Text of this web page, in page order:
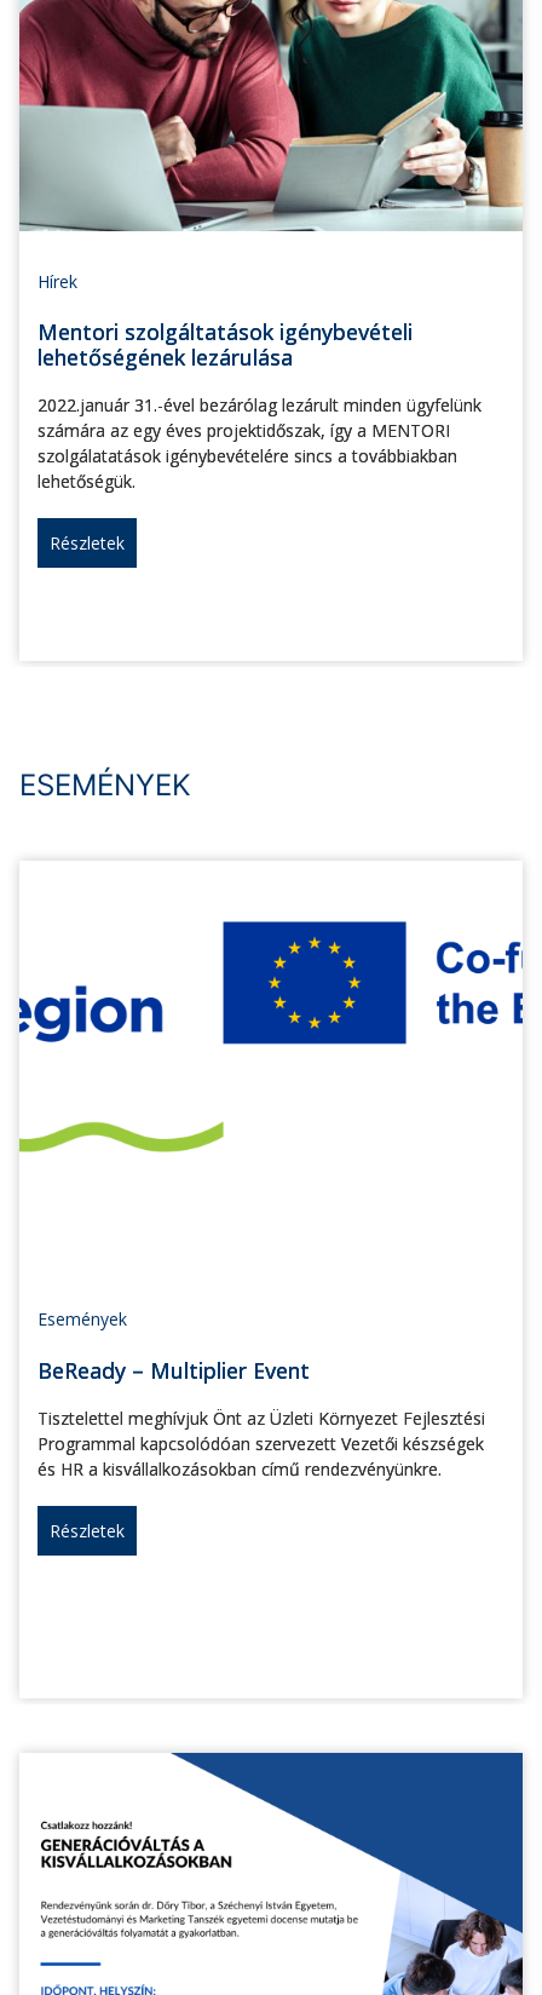
Hírek
Mentori szolgáltatások igénybevételi
lehetőségének lezárulása
2022.január 31.-ével bezárólag lezárult minden ügyfelünk
számára az egy éves projektidőszak, így a MENTORI
szolgálatatások igénybevételére sincs a továbbiakban
lehetőségük.
Részletek
ESEMÉNYEK
Események
BeReady – Multiplier Event
Tisztelettel meghívjuk Önt az Üzleti Környezet Fejlesztési
Programmal kapcsolódóan szervezett Vezetői készségek
és HR a kisvállalkozásokban című rendezvényünkre.
Részletek